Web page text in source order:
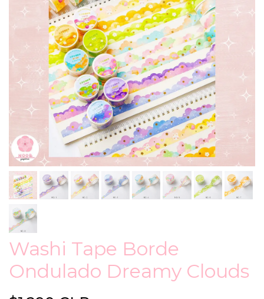
Washi Tape Borde
Ondulado Dreamy Clouds